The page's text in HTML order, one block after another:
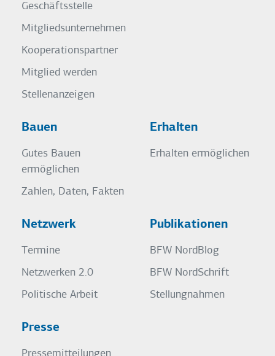
Geschäftsstelle
Mitgliedsunternehmen
Kooperationspartner
Mitglied werden
Stellenanzeigen
Bauen
Gutes Bauen
ermöglichen
Zahlen, Daten, Fakten
Erhalten
Erhalten ermöglichen
Netzwerk
Termine
Netzwerken 2.0
Politische Arbeit
Publikationen
BFW NordBlog
BFW NordSchrift
Stellungnahmen
Presse
Pressemitteilungen